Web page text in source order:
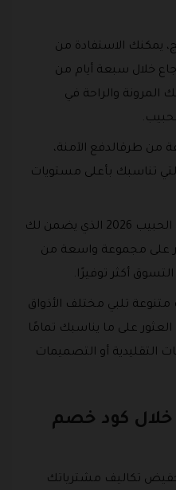
يمكنك الاستفادة من
خلال سبعة أيام من
والراحة في
من طرقالدفع الآمنة،
تناسبك بأعلى مستويات
استمتع بكود خصم مفارش الحبيب 2026 الذي يضمن لك
على مجموعة واسعة من
أكثر توفيرًا.
تلبي مختلف الأذواق
على ما يناسبك تمامًا
أو التصميمات
خلال كود خصم
تكاليف مشترياتك